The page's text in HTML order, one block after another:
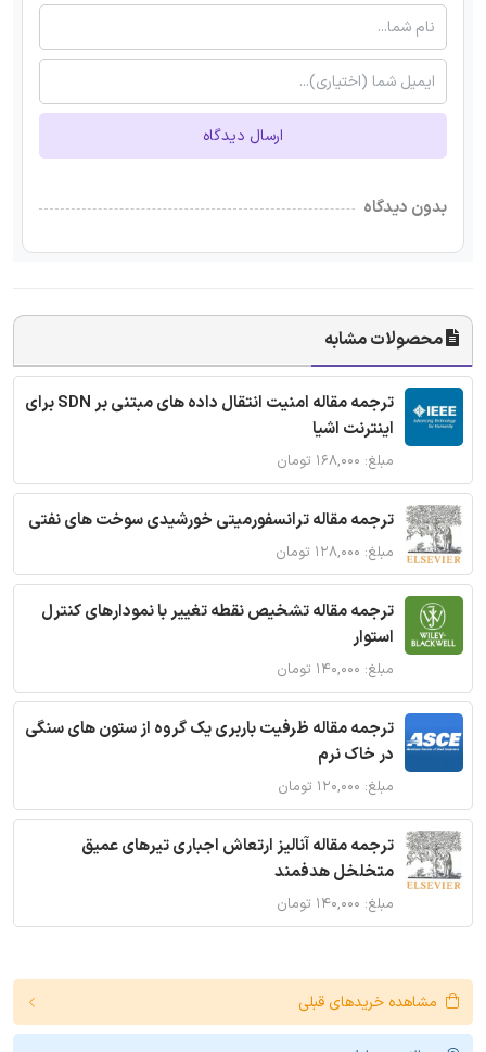
ارسال دیدگاه
بدون دیدگاه
محصولات مشابه
ترجمه مقاله امنیت انتقال داده های مبتنی بر SDN برای
اینترنت اشیا
مبلغ: ۱۶۸,۰۰۰ تومان
ترجمه مقاله ترانسفورمیتی خورشیدی سوخت های نفتی
مبلغ: ۱۲۸,۰۰۰ تومان
ترجمه مقاله تشخیص نقطه تغییر با نمودارهای کنترل
استوار
مبلغ: ۱۴۰,۰۰۰ تومان
ترجمه مقاله ظرفیت باربری یک گروه از ستون های سنگی
در خاک نرم
مبلغ: ۱۲۰,۰۰۰ تومان
ترجمه مقاله آنالیز ارتعاش اجباری تیرهای عمیق
متخلخل هدفمند
مبلغ: ۱۴۰,۰۰۰ تومان
مشاهده خریدهای قبلی